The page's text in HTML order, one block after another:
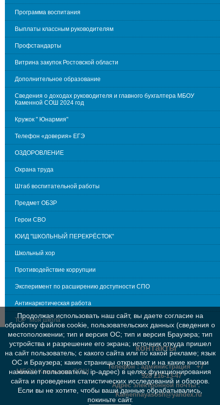
Программа воспитания
Выплаты классным руководителям
Профстандарты
Витрина закупок Ростовской области
Дополнительное образование
Сведения о доходах руководителя и главного бухгалтера МБОУ
Каменной СОШ 2024 год
Кружок " Юнармия"
Телефон «доверия» ЕГЭ
ОЗДОРОВЛЕНИЕ
Охрана труда
Штаб воспитательной работы
Предмет ОБЗР
Герои СВО
ЮИД "ШКОЛЬНЫЙ ПЕРЕКРЁСТОК"
Школьный хор
Противодействие коррупции
Эксперимент по расширению доступности СПО
Антинаркотическая работа
ТОР "Моя школа"
МБОУ Каменная СОШ
контакты
Телефон : администрация +7
928 216-13-47
Адрес электронной почты :
Kamennayasosh@yandex.ru
Продолжая использовать наш сайт, вы даете согласие на
обработку файлов cookie, пользовательских данных (сведения о
местоположении; тип и версия ОС; тип и версия Браузера; тип
устройства и разрешение его экрана; источник откуда пришел
на сайт пользователь; с какого сайта или по какой рекламе; язык
ОС и Браузера; какие страницы открывает и на какие кнопки
нажимает пользователь; ip-адрес) в целях функционирования
сайта и проведения статистических исследований и обзоров.
Если вы не хотите, чтобы ваши данные обрабатывались,
покиньте сайт.